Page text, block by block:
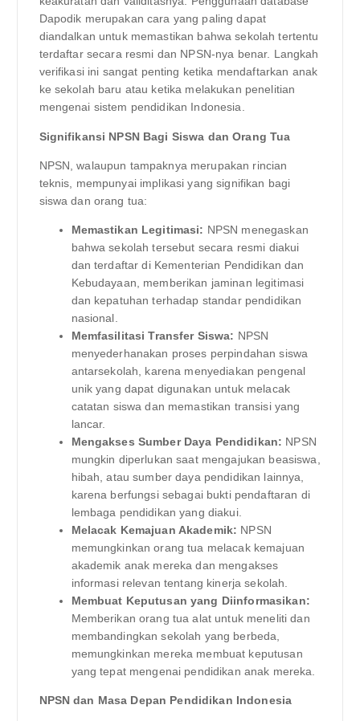
Dapodik merupakan cara yang paling dapat
diandalkan untuk memastikan bahwa sekolah tertentu
terdaftar secara resmi dan NPSN-nya benar. Langkah
verifikasi ini sangat penting ketika mendaftarkan anak
ke sekolah baru atau ketika melakukan penelitian
mengenai sistem pendidikan Indonesia.
Signifikansi NPSN Bagi Siswa dan Orang Tua
NPSN, walaupun tampaknya merupakan rincian
teknis, mempunyai implikasi yang signifikan bagi
siswa dan orang tua:
Memastikan Legitimasi: NPSN menegaskan
bahwa sekolah tersebut secara resmi diakui
dan terdaftar di Kementerian Pendidikan dan
Kebudayaan, memberikan jaminan legitimasi
dan kepatuhan terhadap standar pendidikan
nasional.
Memfasilitasi Transfer Siswa: NPSN
menyederhanakan proses perpindahan siswa
antarsekolah, karena menyediakan pengenal
unik yang dapat digunakan untuk melacak
catatan siswa dan memastikan transisi yang
lancar.
Mengakses Sumber Daya Pendidikan: NPSN
mungkin diperlukan saat mengajukan beasiswa,
hibah, atau sumber daya pendidikan lainnya,
karena berfungsi sebagai bukti pendaftaran di
lembaga pendidikan yang diakui.
Melacak Kemajuan Akademik: NPSN
memungkinkan orang tua melacak kemajuan
akademik anak mereka dan mengakses
informasi relevan tentang kinerja sekolah.
Membuat Keputusan yang Diinformasikan:
Memberikan orang tua alat untuk meneliti dan
membandingkan sekolah yang berbeda,
memungkinkan mereka membuat keputusan
yang tepat mengenai pendidikan anak mereka.
NPSN dan Masa Depan Pendidikan Indonesia